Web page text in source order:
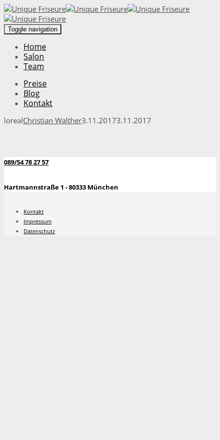
Toggle navigation
Home
Salon
Team
Preise
Blog
Kontakt
lorealChristian Walther3.11.20173.11.2017
089/54 78 27 57
Hartmannstraße 1 - 80333 München
Kontakt
Impressum
Datenschutz